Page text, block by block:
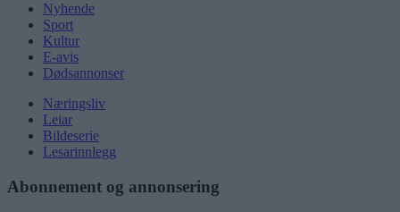
Nyhende
Sport
Kultur
E-avis
Dødsannonser
Næringsliv
Leiar
Bildeserie
Lesarinnlegg
Abonnement og annonsering